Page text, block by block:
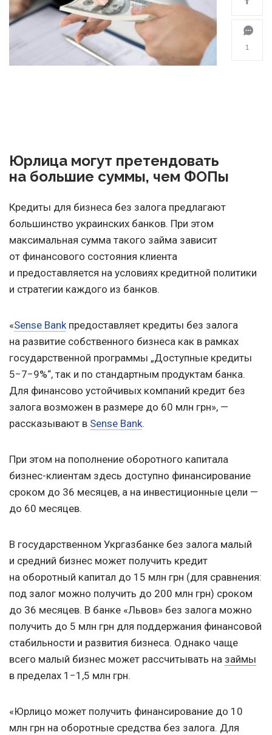
1
Юрлица могут претендовать
на большие суммы, чем ФОПы
Кредиты для бизнеса без залога предлагают
большинство украинских банков. При этом
максимальная сумма такого займа зависит
от финансового состояния клиента
и предоставляется на условиях кредитной политики
и стратегии каждого из банков.
«Sense Bankпредоставляет кредиты без залога
на развитие собственного бизнеса как в рамках
государственной программы „Доступные кредиты
5−7−9%“, так и по стандартным продуктам банка.
Для финансово устойчивых компаний кредит без
залога возможен в размере до 60 млн грн», —
рассказывают в Sense Bank.
При этом на пополнение оборотного капитала
бизнес-клиентам здесь доступно финансирование
сроком до 36 месяцев, а на инвестиционные цели —
до 60 месяцев.
В государственном Укргазбанке без залога малый
и средний бизнес может получить кредит
на оборотный капитал до 15 млн грн (для сравнения:
под залог можно получить до 200 млн грн) сроком
до 36 месяцев. В банке «Львов» без залога можно
получить до 5 млн грн для поддержания финансовой
стабильности и развития бизнеса. Однако чаще
всего малый бизнес может рассчитывать на займы
в пределах 1−1,5 млн грн.
«Юрлицо может получить финансирование до 10
млн грн на оборотные средства без залога. Для